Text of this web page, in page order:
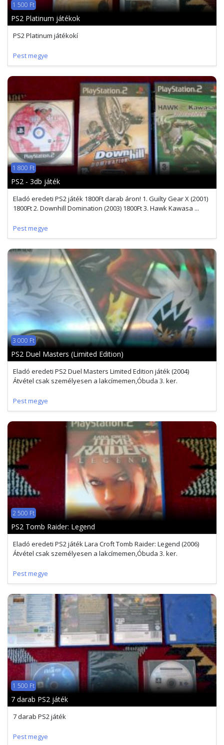
1 500 Ft
PS2 Platinum játékok
PS2 Platinum játékokí
Pest megye
1 800 Ft
PS2 - 3db játék
Eladó eredeti PS2 játék 1800Ft darab áron! 1. Guilty Gear X (2001)
1800Ft 2. Downhill Domination (2003) 1800Ft 3. Hawk Kawasa ...
Pest megye
3 000 Ft
PS2 Duel Masters (Limited Edition)
Eladó eredeti PS2 Duel Masters Limited Edition játék (2004)
Átvétel csak személyesen a lakcímemen,Óbuda 3. ker.
Pest megye
2 500 Ft
PS2 Tomb Raider: Legend
Eladó eredeti PS2 játék Lara Croft Tomb Raider: Legend (2006)
Átvétel csak személyesen a lakcímemen,Óbuda 3. ker.
Pest megye
1 500 Ft
7 darab PS2 játék
7 darab PS2 játék
Pest megye